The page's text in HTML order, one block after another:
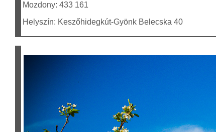
Mozdony: 433 161
Helyszín: Keszőhidegkút-Gyönk Belecska 40